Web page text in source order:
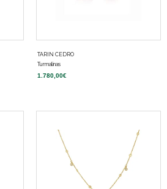
TARIN CEDRO
Turmalinas
1.780,00€